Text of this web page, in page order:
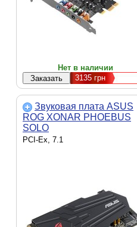
Нет в наличии
3135 грн
Звуковая плата ASUS
ROG XONAR PHOEBUS
SOLO
(XONAR_PHOEBUS/SOL)
PCI-Ex, 7.1